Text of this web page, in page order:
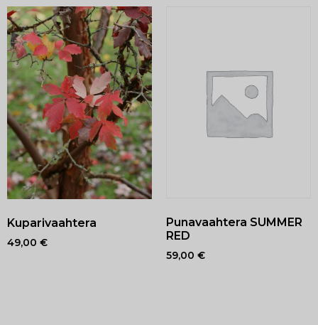
Kuparivaahtera
49,00 €
Punavaahtera SUMMER
RED
59,00 €